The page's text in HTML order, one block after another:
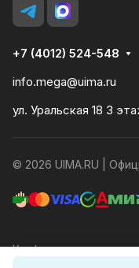
+7 (4012) 524-548
info.mega@uima.ru
ул. Уральская 18 3
© 2026 UIMA.RU |
Конфиденциальность